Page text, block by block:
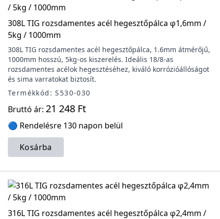
308L TIG rozsdamentes acél hegesztőpálca φ1,6mm /
5kg / 1000mm
308L TIG rozsdamentes acél hegesztőpálca, 1.6mm átmérőjű,
1000mm hosszú, 5kg-os kiszerelés. Ideális 18/8-as
rozsdamentes acélok hegesztéséhez, kiváló korrózióállóságot
és sima varratokat biztosít.
Termékkód: S530-030
Bruttó ár: 21 248 Ft
🔵 Rendelésre 130 napon belül
Kosárba
316L TIG rozsdamentes acél hegesztőpálca φ2,4mm /